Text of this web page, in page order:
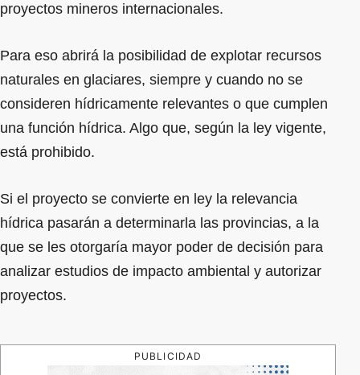
proyectos mineros internacionales.
Para eso abrirá la posibilidad de explotar recursos
naturales en glaciares, siempre y cuando no se
consideren hídricamente relevantes o que cumplen
una función hídrica. Algo que, según la ley vigente,
está prohibido.
Si el proyecto se convierte en ley la relevancia
hídrica pasarán a determinarla las provincias, a la
que se les otorgaría mayor poder de decisión para
analizar estudios de impacto ambiental y autorizar
proyectos.
PUBLICIDAD